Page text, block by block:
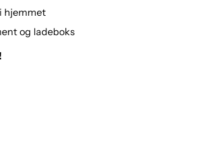
hjemmet
og ladeboks